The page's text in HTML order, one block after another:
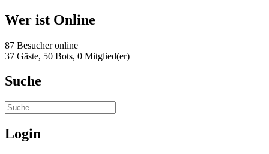
Wer ist Online
87 Besucher online
37 Gäste, 50 Bots, 0 Mitglied(er)
Suche
Login